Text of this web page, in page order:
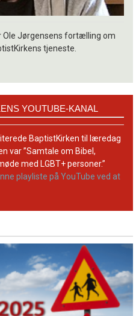
Ole Jørgensens fortælling om
tjeneste.
YOUTUBE-KANAL
BaptistKirken til læredag
var ”Samtale om Bibel,
med LGBT+ personer.”
playliste på YouTube ved at